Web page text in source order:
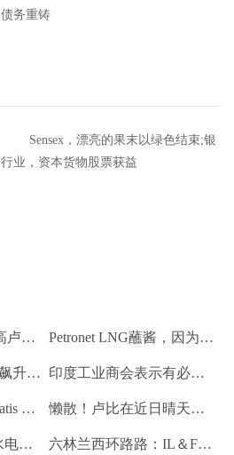
债务重铸
Sensex，漂亮的果末以绿色结束;银
行业，资本货物股票获益
Vedanta唤醒寻求提高卢比。25-30亿卢比 Petronet LNG蘸酱，因为RBI禁令新鲜FII购买
GSFC在扩展计划上飙升2％ 印度工业商会表示有必要进一步推动家庭消费和私人投资
罗马尼亚初创公司Vatis Tech为其人工智能在线语音识别平台筹集了20万欧元 懒散！卢比在近日晴天结束
谅解备忘录为四个水电项目的发展，总容量为293兆瓦 六林兰西环路路：IL＆FS运输汇编2％